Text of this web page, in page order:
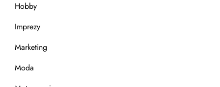
Hobby
Imprezy
Marketing
Moda